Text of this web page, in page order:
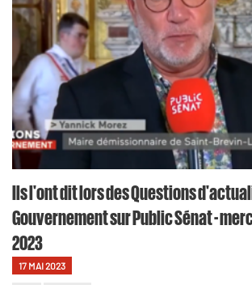
Ils l'ont dit lors des Questions
Gouvernement sur Public Sénat -
2023
17 MAI 2023